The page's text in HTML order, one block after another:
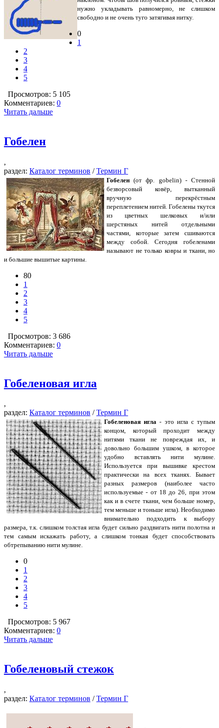
нужно укладывать равномерно, не слишком
свободно и не очень туго затягивая нитку.
0
1
2
3
4
5
Просмотров: 5 105
Комментариев: 0
Читать дальше
Гобелен
,
раздел: Каталог терминов /Термин Г
Гобелен (от фр. gobelin) - Стенной
безворсовый ковёр, вытканный
вручную перекрёстным
переплетением нитей. Гобелены ткутся
из цветных шелковых и/или
шерстяных нитей отдельными
частями, которые затем сшиваются
между собой. Сегодня гобеленами
называют не только ковры и ткани, но
и большие вышитые картины.
80
1
2
3
4
5
Просмотров: 3 686
Комментариев: 0
Читать дальше
Гобеленовая игла
,
раздел: Каталог терминов /Термин Г
Гобеленовая игла - это игла с тупым
концом, который проходит между
нитями ткани не повреждая их, и
довольно большим ушком, в которое
удобно вставлять нити мулине.
Используется при вышивке крестом
практически на всех тканях. Бывает
разных размеров (наиболее часто
используемые - от 18 до 26, при этом
как и в счете ткани, чем больше номер,
тем меньше и тоньше игла). Необходимо
внимательно подходить к выбору
размера, т.к. слишком толстая игла будет сильно раздвигать нити полотна и
тем самым искажать работу, а слишком тонкая будет способствовать
обтрепыванию нити мулине.
0
1
2
3
4
5
Просмотров: 5 967
Комментариев: 0
Читать дальше
Гобеленовый стежок
,
раздел: Каталог терминов /Термин Г